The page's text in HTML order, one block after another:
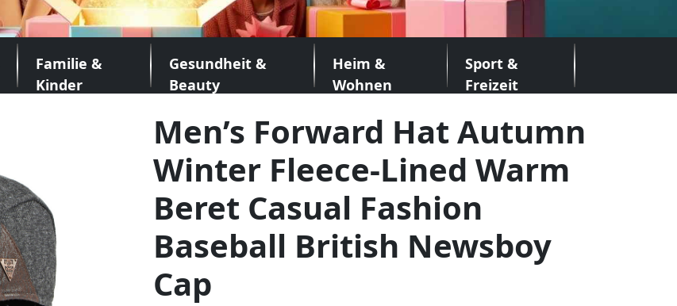
Familie &
Kinder
Gesundheit &
Beauty
Heim &
Wohnen
Sport &
Freizeit
Men’s Forward Hat Autumn
Winter Fleece-Lined Warm
Beret Casual Fashion
Baseball British Newsboy
Cap